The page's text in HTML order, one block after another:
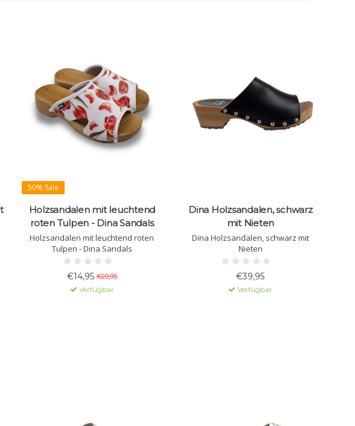
50% Sale
Holzsandalen mit leuchtend
roten Tulpen - Dina Sandals
Holzsandalen mit leuchtend roten
Tulpen - Dina Sandals
€14,95 €29,95
Verfügbar
Dina Holzsandalen, schwarz
mit Nieten
Dina Holzsandalen, schwarz mit
Nieten
€39,95
Verfügbar